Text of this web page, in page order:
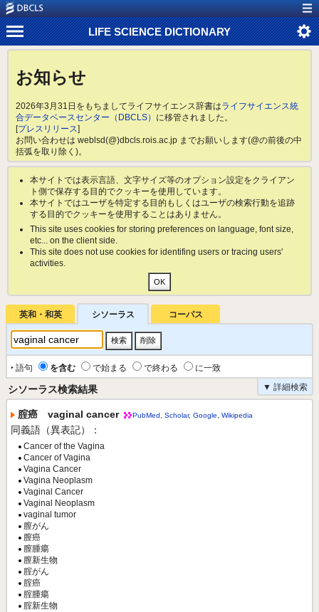
LIFE SCIENCE DICTIONARY
お知らせ
2026年3月31日をもちましてライフサイエンス辞書はライフサイエンス統
合データベースセンター（DBCLS） に移管されました。
[プレスリリース]
お問い合わせは weblsd(@)dbcls.rois.ac.jp までお願いします(@の前後の中
括弧を取り除く)。
本サイトでは表示言語、文字サイズ等のオプション設定をクライアン
ト側で保存する目的でクッキーを使用しています。
本サイトではユーザを特定する目的もしくはユーザの検索行動を追跡
する目的でクッキーを使用することはありません。
This site uses cookies for storing preferences on language, font size,
etc... on the client side.
This site does not use cookies for identifing users or tracing users'
activities.
英和・和英 シソーラス コーパス
‣ 語句 を含む で始まる で終わる
に一致
▼ 詳細検索
シソーラス検索結果
腟癌 vaginal cancer PubMed Scholar, Google Wikipedia
同義語（異表記）：
Cancer of the Vagina
Cancer of Vagina
Vagina Cancer
Vagina Neoplasm
Vaginal Cancer
Vaginal Neoplasm
vaginal tumor
膣がん
膣癌
膣腫瘍
膣新生物
腟がん
腟癌
腟腫瘍
腟新生物